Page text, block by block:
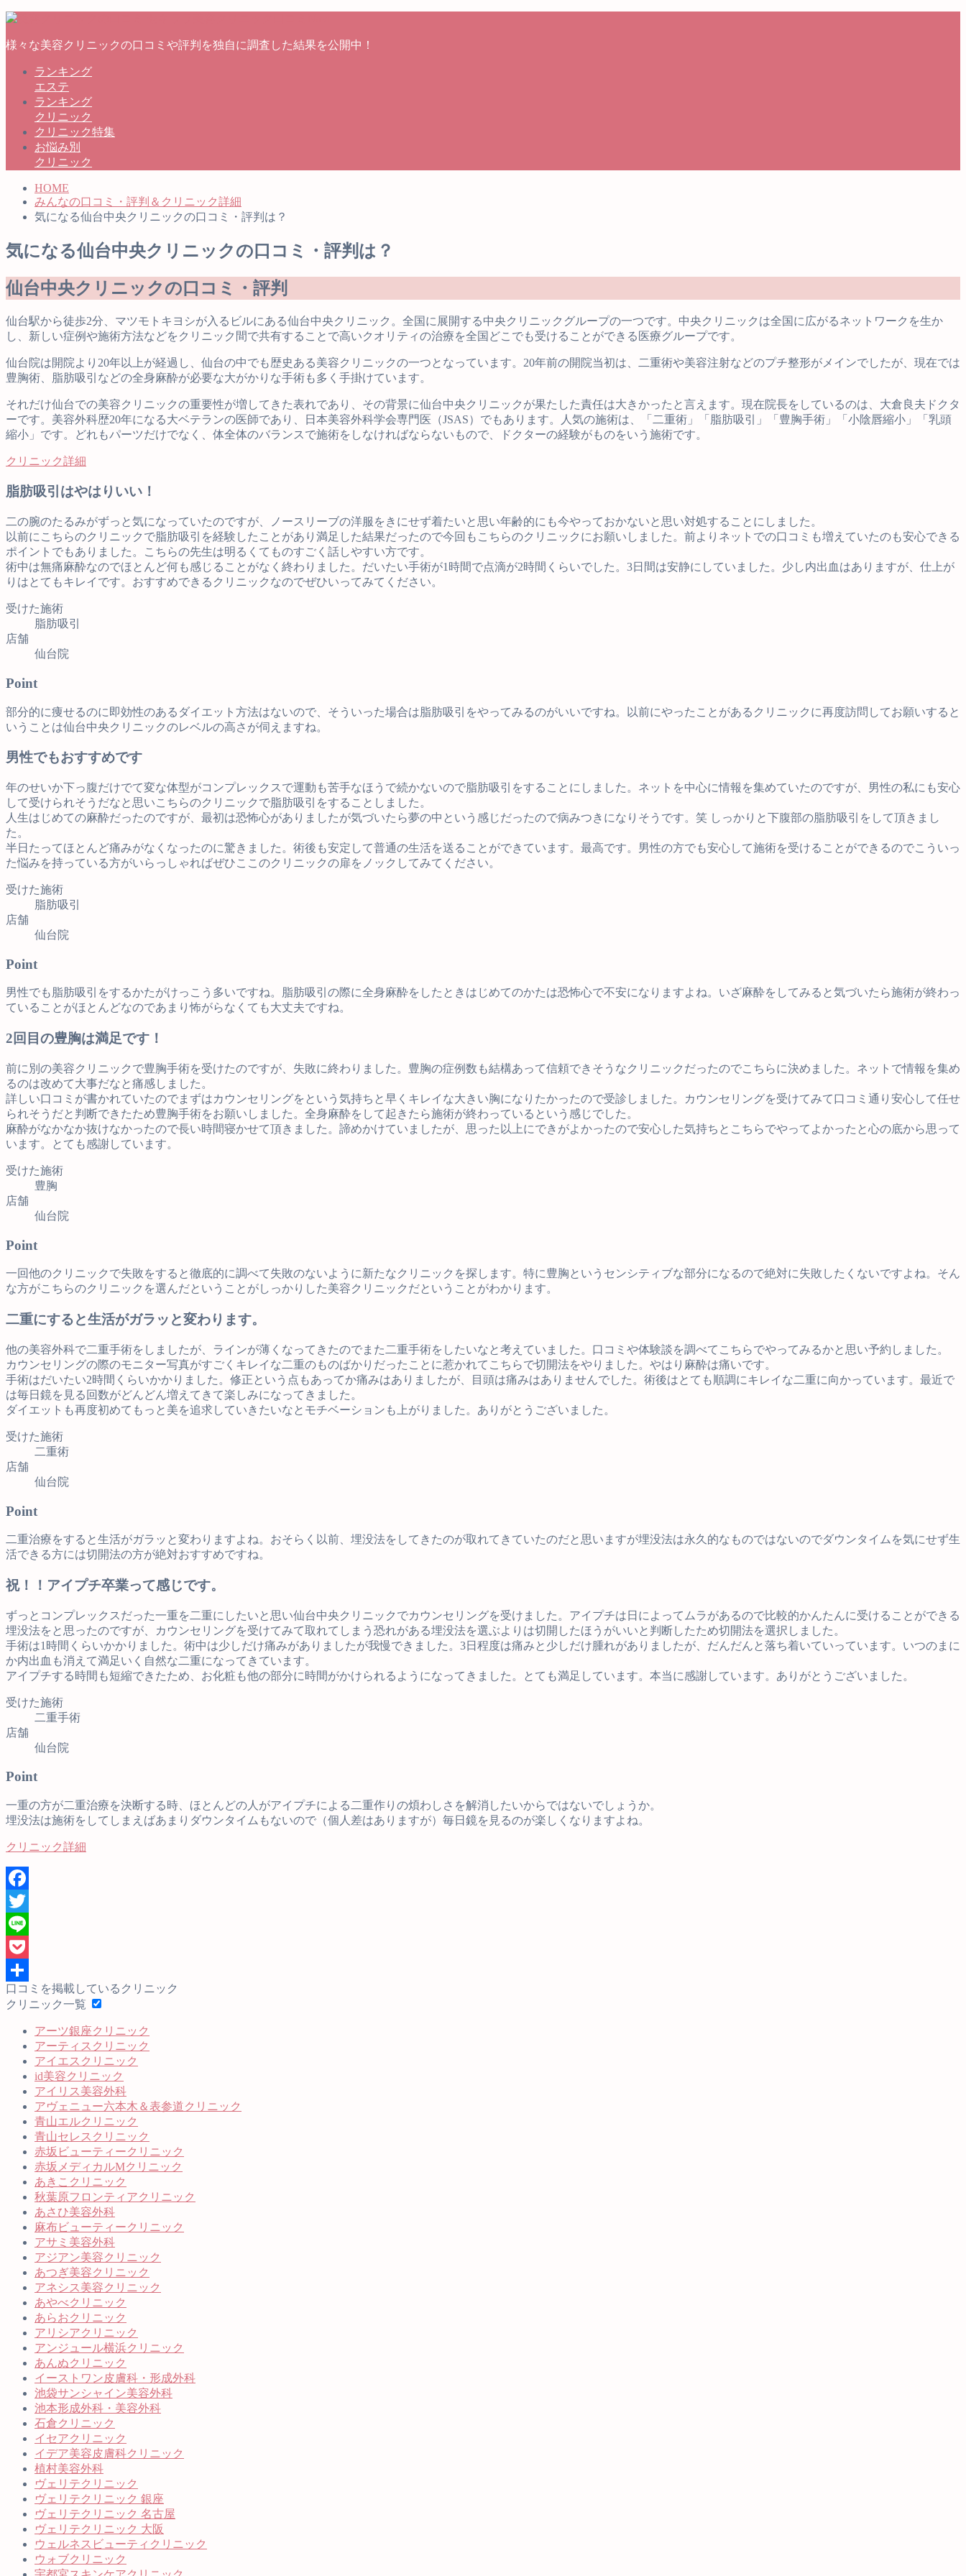
様々な美容クリニックの口コミや評判を独自に調査した結果を公開中！
ランキング
エステ
ランキング
クリニック
クリニック特集
お悩み別
クリニック
HOME
みんなの口コミ・評判＆クリニック詳細
気になる仙台中央クリニックの口コミ・評判は？
気になる仙台中央クリニックの口コミ・評判は？
仙台中央クリニックの口コミ・評判
仙台駅から徒歩2分、マツモトキヨシが入るビルにある仙台中央クリニック。全国に展開する中央クリニックグループの一つです。中央クリニックは全国に広がるネットワークを生か
し、新しい症例や施術方法などをクリニック間で共有することで高いクオリティの治療を全国どこでも受けることができる医療グループです。
仙台院は開院より20年以上が経過し、仙台の中でも歴史ある美容クリニックの一つとなっています。20年前の開院当初は、二重術や美容注射などのプチ整形がメインでしたが、現在では
豊胸術、脂肪吸引などの全身麻酔が必要な大がかりな手術も多く手掛けています。
それだけ仙台での美容クリニックの重要性が増してきた表れであり、その背景に仙台中央クリニックが果たした責任は大きかったと言えます。現在院長をしているのは、大倉良夫ドクタ
ーです。美容外科歴20年になる大ベテランの医師であり、日本美容外科学会専門医（JSAS）でもあります。人気の施術は、「二重術」「脂肪吸引」「豊胸手術」「小陰唇縮小」「乳頭
縮小」です。どれもパーツだけでなく、体全体のバランスで施術をしなければならないもので、ドクターの経験がものをいう施術です。
クリニック詳細
脂肪吸引はやはりいい！
二の腕のたるみがずっと気になっていたのですが、ノースリーブの洋服をきにせず着たいと思い年齢的にも今やっておかないと思い対処することにしました。
以前にこちらのクリニックで脂肪吸引を経験したことがあり満足した結果だったので今回もこちらのクリニックにお願いしました。前よりネットでの口コミも増えていたのも安心できる
ポイントでもありました。こちらの先生は明るくてものすごく話しやすい方です。
術中は無痛麻酔なのでほとんど何も感じることがなく終わりました。だいたい手術が1時間で点滴が2時間くらいでした。3日間は安静にしていました。少し内出血はありますが、仕上が
りはとてもキレイです。おすすめできるクリニックなのでぜひいってみてください。
受けた施術
脂肪吸引
店舗
仙台院
Point
部分的に痩せるのに即効性のあるダイエット方法はないので、そういった場合は脂肪吸引をやってみるのがいいですね。以前にやったことがあるクリニックに再度訪問してお願いすると
いうことは仙台中央クリニックのレベルの高さが伺えますね。
男性でもおすすめです
年のせいか下っ腹だけでて変な体型がコンプレックスで運動も苦手なほうで続かないので脂肪吸引をすることにしました。ネットを中心に情報を集めていたのですが、男性の私にも安心
して受けられそうだなと思いこちらのクリニックで脂肪吸引をすることしました。
人生はじめての麻酔だったのですが、最初は恐怖心がありましたが気づいたら夢の中という感じだったので病みつきになりそうです。笑 しっかりと下腹部の脂肪吸引をして頂きまし
た。
半日たってほとんど痛みがなくなったのに驚きました。術後も安定して普通の生活を送ることができています。最高です。男性の方でも安心して施術を受けることができるのでこういっ
た悩みを持っている方がいらっしゃればぜひここのクリニックの扉をノックしてみてください。
受けた施術
脂肪吸引
店舗
仙台院
Point
男性でも脂肪吸引をするかたがけっこう多いですね。脂肪吸引の際に全身麻酔をしたときはじめてのかたは恐怖心で不安になりますよね。いざ麻酔をしてみると気づいたら施術が終わっ
ていることがほとんどなのであまり怖がらなくても大丈夫ですね。
2回目の豊胸は満足です！
前に別の美容クリニックで豊胸手術を受けたのですが、失敗に終わりました。豊胸の症例数も結構あって信頼できそうなクリニックだったのでこちらに決めました。ネットで情報を集め
るのは改めて大事だなと痛感しました。
詳しい口コミが書かれていたのでまずはカウンセリングをという気持ちと早くキレイな大きい胸になりたかったので受診しました。カウンセリングを受けてみて口コミ通り安心して任せ
られそうだと判断できたため豊胸手術をお願いしました。全身麻酔をして起きたら施術が終わっているという感じでした。
麻酔がなかなか抜けなかったので長い時間寝かせて頂きました。諦めかけていましたが、思った以上にできがよかったので安心した気持ちとこちらでやってよかったと心の底から思って
います。とても感謝しています。
受けた施術
豊胸
店舗
仙台院
Point
一回他のクリニックで失敗をすると徹底的に調べて失敗のないように新たなクリニックを探します。特に豊胸というセンシティブな部分になるので絶対に失敗したくないですよね。そん
な方がこちらのクリニックを選んだということがしっかりした美容クリニックだということがわかります。
二重にすると生活がガラッと変わります。
他の美容外科で二重手術をしましたが、ラインが薄くなってきたのでまた二重手術をしたいなと考えていました。口コミや体験談を調べてこちらでやってみるかと思い予約しました。
カウンセリングの際のモニター写真がすごくキレイな二重のものばかりだったことに惹かれてこちらで切開法をやりました。やはり麻酔は痛いです。
手術はだいたい2時間くらいかかりました。修正という点もあってか痛みはありましたが、目頭は痛みはありませんでした。術後はとても順調にキレイな二重に向かっています。最近で
は毎日鏡を見る回数がどんどん増えてきて楽しみになってきました。
ダイエットも再度初めてもっと美を追求していきたいなとモチベーションも上がりました。ありがとうございました。
受けた施術
二重術
店舗
仙台院
Point
二重治療をすると生活がガラッと変わりますよね。おそらく以前、埋没法をしてきたのが取れてきていたのだと思いますが埋没法は永久的なものではないのでダウンタイムを気にせず生
活できる方には切開法の方が絶対おすすめですね。
祝！！アイプチ卒業って感じです。
ずっとコンプレックスだった一重を二重にしたいと思い仙台中央クリニックでカウンセリングを受けました。アイプチは日によってムラがあるので比較的かんたんに受けることができる
埋没法をと思ったのですが、カウンセリングを受けてみて取れてしまう恐れがある埋没法を選ぶよりは切開したほうがいいと判断したため切開法を選択しました。
手術は1時間くらいかかりました。術中は少しだけ痛みがありましたが我慢できました。3日程度は痛みと少しだけ腫れがありましたが、だんだんと落ち着いていっています。いつのまに
か内出血も消えて満足いく自然な二重になってきています。
アイプチする時間も短縮できたため、お化粧も他の部分に時間がかけられるようになってきました。とても満足しています。本当に感謝しています。ありがとうございました。
受けた施術
二重手術
店舗
仙台院
Point
一重の方が二重治療を決断する時、ほとんどの人がアイプチによる二重作りの煩わしさを解消したいからではないでしょうか。
埋没法は施術をしてしまえばあまりダウンタイムもないので（個人差はありますが）毎日鏡を見るのが楽しくなりますよね。
クリニック詳細
口コミを掲載しているクリニック
クリニック一覧
アーツ銀座クリニック
アーティスクリニック
アイエスクリニック
id美容クリニック
アイリス美容外科
アヴェニュー六本木＆表参道クリニック
青山エルクリニック
青山セレスクリニック
赤坂ビューティークリニック
赤坂メディカルMクリニック
あきこクリニック
秋葉原フロンティアクリニック
あさひ美容外科
麻布ビューティークリニック
アサミ美容外科
アジアン美容クリニック
あつぎ美容クリニック
アネシス美容クリニック
あやべクリニック
あらおクリニック
アリシアクリニック
アンジュール横浜クリニック
あんぬクリニック
イーストワン皮膚科・形成外科
池袋サンシャイン美容外科
池本形成外科・美容外科
石倉クリニック
イセアクリニック
イデア美容皮膚科クリニック
植村美容外科
ヴェリテクリニック
ヴェリテクリニック 銀座
ヴェリテクリニック 名古屋
ヴェリテクリニック 大阪
ウェルネスビューティクリニック
ウォブクリニック